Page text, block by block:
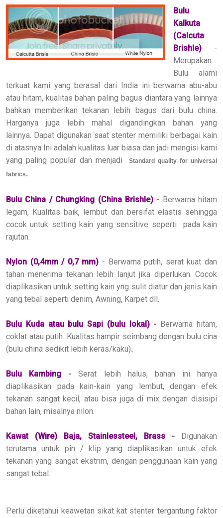
Bulu
Kalkuta
(Calcuta
Brishle) -
Merupakan
Bulu alami
terkuat kami yang berasal dari India ini berwarna abu-abu
atau hitam, kualitas bahan paling bagus diantara yang lainnya
bahkan memberikan tekanan lebih bagus dari bulu china.
Harganya juga lebih mahal digandingkan bahan yang
lainnya. Dapat digunakan saat stenter memiliki berbagai kain
di atasnya Ini adalah kualitas luar biasa dan jadi mengisi kami
yang paling popular dan menjadi
Standard quality for universal
fabrics.
Bulu China / Chungking (China Brishle)- Berwarna hitam
legam, Kualitas baik, lembut dan bersifat elastis sehingga
cocok untuk setting kain yang sensitive seperti
pada kain
rajutan.
Nylon (0,4mm / 0,7 mm) - Berwarna putih, serat kuat dan
tahan menerima tekanan lebih lanjut jika diperlukan. Cocok
diaplikasikan untuk setting kain yng sulit diatur dan jenis kain
yang tebal seperti denim, Awning, Karpet dll.
Bulu Kuda atau bulu Sapi (bulu lokal)- Berwarna hitam,
coklat atau putih. Kualitas hampir seimbang dengan bulu cina
(bulu china sedikit lebih keras/kaku).
Bulu Kambing -Serat lebih halus, bahan ini hanya
diaplikasikan pada kain-kain yang lembut, dengan efek
tekanan sangat kecil, atau bisa juga di mix dengan disisipi
bahan lain, misalnya nilon.
Kawat (Wire) Baja, Stainlessteel, Brass - Digunakan
terutama untuk pin / klip yang diaplikasikan untuk efek
tekanan yang sangat ekstrim, dengan penggunaan kain yang
sangat tebal.
Perlu diketahui keawetan sikat kat stenter tergantung faktor